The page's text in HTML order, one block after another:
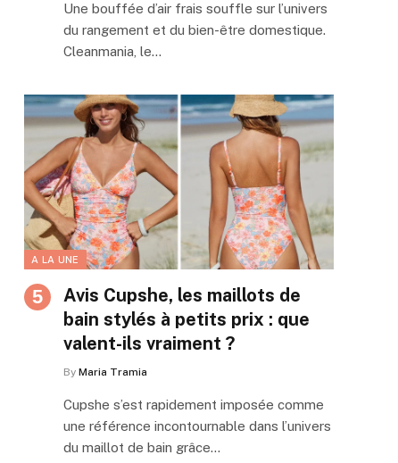
Une bouffée d’air frais souffle sur l’univers
du rangement et du bien-être domestique.
Cleanmania, le…
A LA UNE
Avis Cupshe, les maillots de
bain stylés à petits prix : que
valent-ils vraiment ?
By Maria Tramia
Cupshe s’est rapidement imposée comme
une référence incontournable dans l’univers
du maillot de bain grâce…